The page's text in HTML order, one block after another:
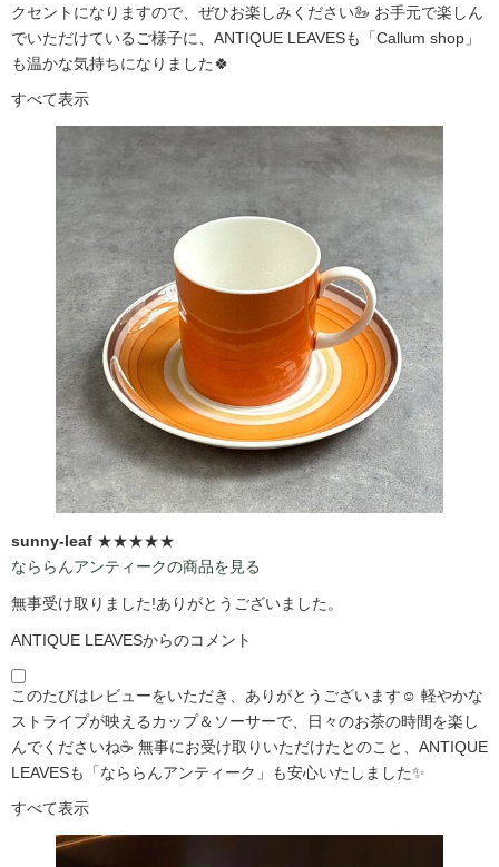
クセントになりますので、ぜひお楽しみください🦢 お手元で楽しん
でいただけているご様子に、ANTIQUE LEAVESも「Callum shop」
も温かな気持ちになりました🍀
すべて表示
sunny-leaf ★★★★★
なららんアンティークの商品を見る
無事受け取りました!ありがとうございました。
ANTIQUE LEAVESからのコメント
このたびはレビューをいただき、ありがとうございます☺️ 軽やかな
ストライプが映えるカップ＆ソーサーで、日々のお茶の時間を楽し
んでくださいね☕ 無事にお受け取りいただけたとのこと、ANTIQUE
LEAVESも「なららんアンティーク」も安心いたしました✨
すべて表示